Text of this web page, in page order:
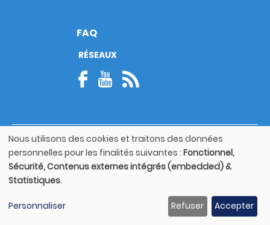
FAQ
RÉSEAUX
© Copyright 2026
Footer
bottom
Mentions légales
Utilisation
des
données
personnelles
et
Nous utilisons des cookies et traitons des données
personnelles pour les finalités suivantes : Fonctionnel,
Sécurité, Contenus externes intégrés (embedded) &
Statistiques.
Personnaliser Refuser Accepter